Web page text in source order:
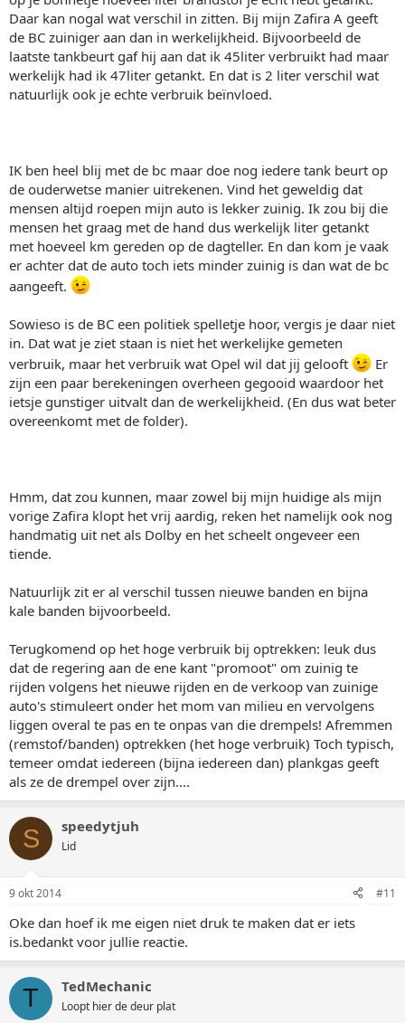
Daar kan nogal wat verschil in zitten. Bij mijn Zafira A geeft
de BC zuiniger aan dan in werkelijkheid. Bijvoorbeeld de
laatste tankbeurt gaf hij aan dat ik 45liter verbruikt had maar
werkelijk had ik 47liter getankt. En dat is 2 liter verschil wat
natuurlijk ook je echte verbruik beïnvloed.
IK ben heel blij met de bc maar doe nog iedere tank beurt op
de ouderwetse manier uitrekenen. Vind het geweldig dat
mensen altijd roepen mijn auto is lekker zuinig. Ik zou bij die
mensen het graag met de hand dus werkelijk liter getankt
met hoeveel km gereden op de dagteller. En dan kom je vaak
er achter dat de auto toch iets minder zuinig is dan wat de bc
aangeeft.
Sowieso is de BC een politiek spelletje hoor, vergis je daar niet
in. Dat wat je ziet staan is niet het werkelijke gemeten
verbruik, maar het verbruik wat Opel wil dat jij gelooft
Er
zijn een paar berekeningen overheen gegooid waardoor het
ietsje gunstiger uitvalt dan de werkelijkheid. (En dus wat beter
overeenkomt met de folder).
Hmm, dat zou kunnen, maar zowel bij mijn huidige als mijn
vorige Zafira klopt het vrij aardig, reken het namelijk ook nog
handmatig uit net als Dolby en het scheelt ongeveer een
tiende.
Natuurlijk zit er al verschil tussen nieuwe banden en bijna
kale banden bijvoorbeeld.
Terugkomend op het hoge verbruik bij optrekken: leuk dus
dat de regering aan de ene kant "promoot" om zuinig te
rijden volgens het nieuwe rijden en de verkoop van zuinige
auto's stimuleert onder het mom van milieu en vervolgens
liggen overal te pas en te onpas van die drempels! Afremmen
(remstof/banden) optrekken (het hoge verbruik) Toch typisch,
temeer omdat iedereen (bijna iedereen dan) plankgas geeft
als ze de drempel over zijn....
S speedytjuh
Lid
9 okt 2014 #11
Oke dan hoef ik me eigen niet druk te maken dat er iets
is.bedankt voor jullie reactie.
T TedMechanic
Loopt hier de deur plat